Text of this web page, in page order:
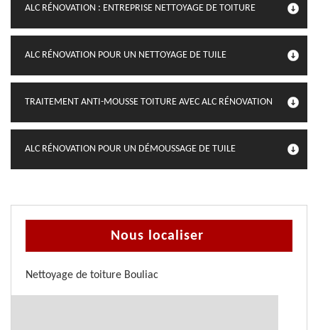
ALC RÉNOVATION : ENTREPRISE NETTOYAGE DE TOITURE
ALC RÉNOVATION POUR UN NETTOYAGE DE TUILE
TRAITEMENT ANTI-MOUSSE TOITURE AVEC ALC RÉNOVATION
ALC RÉNOVATION POUR UN DÉMOUSSAGE DE TUILE
Nous localiser
Nettoyage de toiture Bouliac